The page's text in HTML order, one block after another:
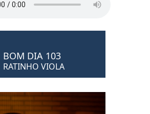
BOM DIA 103
RATINHO VIOLA